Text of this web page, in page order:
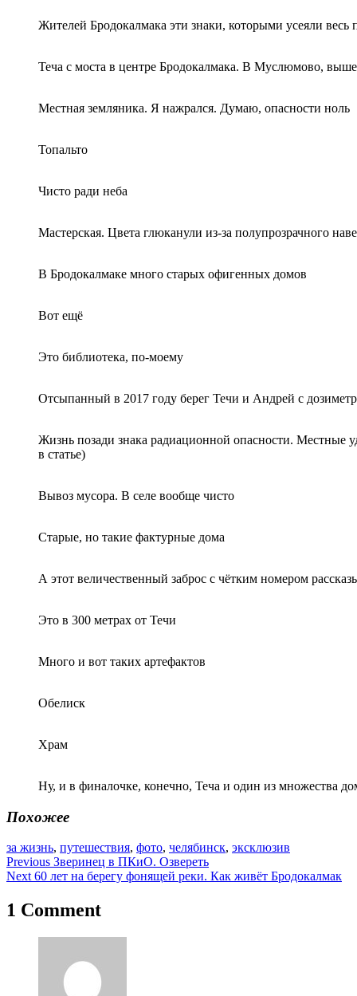
Жителей Бродокалмака эти знаки, которыми усеяли весь
Теча с моста в центре Бродокалмака. В Муслюмово,
Местная земляника. Я нажрался. Думаю, опасности ноль
Топальто
Чисто ради неба
Мастерская. Цвета глюканули из-за полупрозрачного
В Бродокалмаке много старых офигенных домов
Вот ещё
Это библиотека, по-моему
Отсыпанный в 2017 году берег Течи и Андрей с
Жизнь позади знака радиационной опасности. Местные
в статье)
Вывоз мусора. В селе вообще чисто
Старые, но такие фактурные дома
А этот величественный заброс с чётким номером
Это в 300 метрах от Течи
Много и вот таких артефактов
Обелиск
Храм
Ну, и в финалочке, конечно, Теча и один из множества
Похожее
за жизнь, путешествия, фото, челябинск, эксклюзив
Навигация
по
записям
Previous Зверинец в ПКиО. Озвереть
Next 60 лет на берегу фонящей реки. Как живёт Бродокалмак
1 Comment